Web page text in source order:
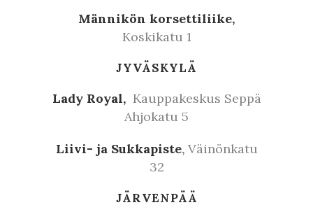
Männikön korsettiliike,
Koskikatu 1
JYVÄSKYLÄ
Lady Royal, Kauppakeskus Seppä
Ahjokatu 5
Liivi- ja Sukkapiste,Väinönkatu
32
JÄRVENPÄÄ